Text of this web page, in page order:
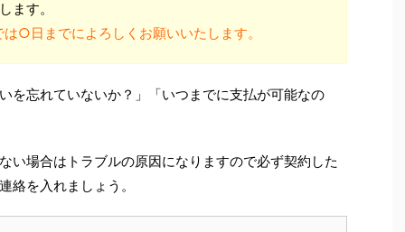
ます。
○日までによろしくお願いいたします。
を忘れていないか？」「いつまでに支払が可能なの
い場合はトラブルの原因になりますので必ず契約した
絡を入れましょう。